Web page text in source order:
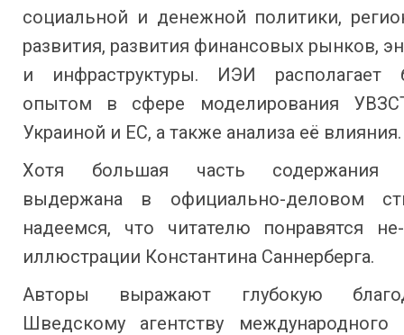
социальной и денежной политики,
развития, развития финансовых рынков,
и инфраструктуры. ИЭИ располагает
опытом в сфере моделирования
Украиной и ЕС, а также анализа её влияния.
Хотя большая часть содержания
выдержана в официально-деловом
надеемся, что читателю понравятся
иллюстрации Константина Саннерберга.
Авторы выражают глубокую
Шведскому агентству международного